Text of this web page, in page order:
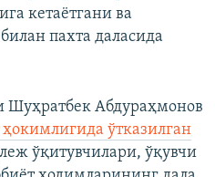
кетаётгани ва
пахта даласида
Абдураҳмонов
ўтказилган
ўқитувчилари, ўқувчи